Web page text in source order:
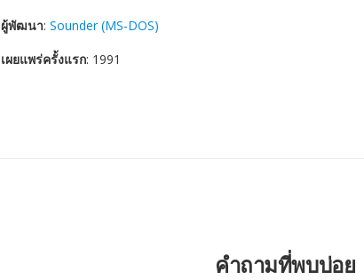
ผู้พัฒนา: Sounder (MS-DOS)
เผยแพร่ครั้งแรก: 1991
คำถามที่พบบ่อย